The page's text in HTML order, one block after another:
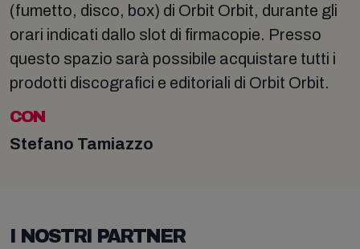
(fumetto, disco, box) di Orbit Orbit, durante gli
orari indicati dallo slot di firmacopie. Presso
questo spazio sarà possibile acquistare tutti i
prodotti discografici e editoriali di Orbit Orbit.
CON
Stefano Tamiazzo
I NOSTRI PARTNER